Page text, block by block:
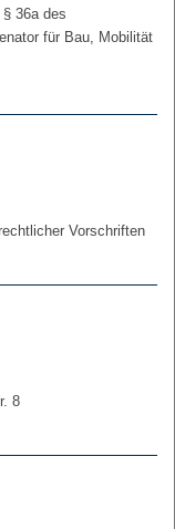
36a des
für Bau, Mobilität
Vorschriften
8